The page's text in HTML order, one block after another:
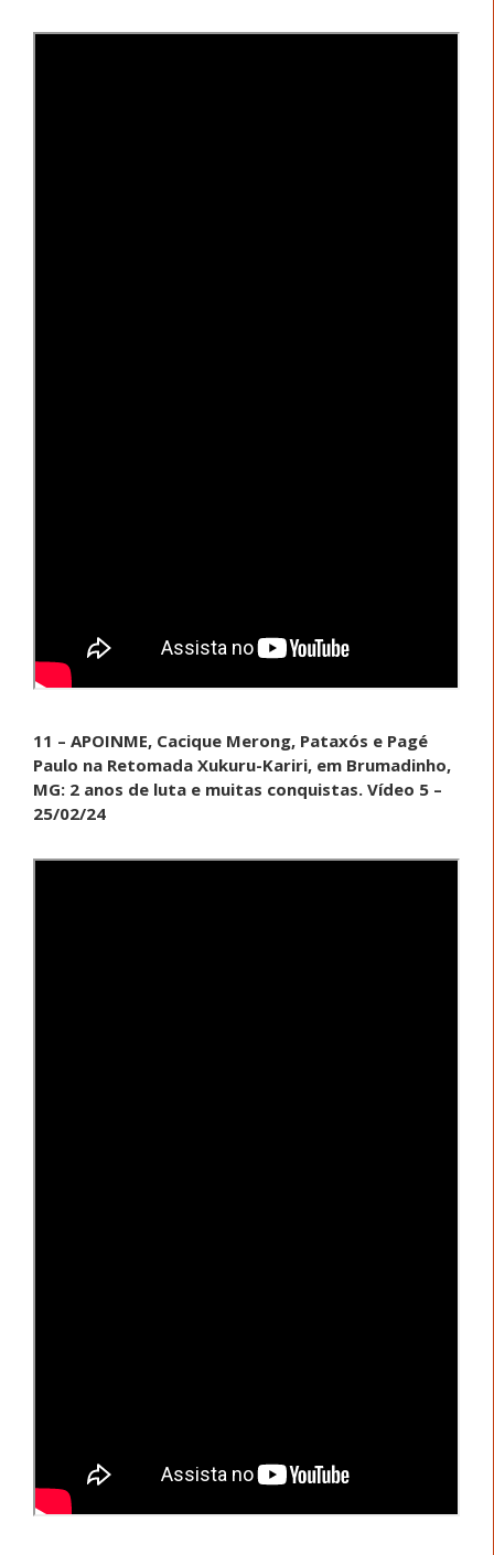
11 – APOINME, Cacique Merong, Pataxós e Pagé
Paulo na Retomada Xukuru-Kariri, em Brumadinho,
MG: 2 anos de luta e muitas conquistas. Vídeo 5 –
25/02/24